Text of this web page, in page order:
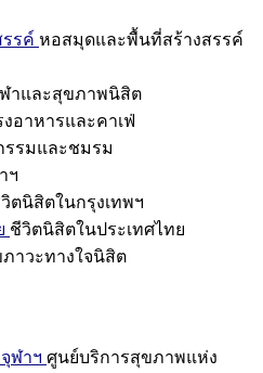
รค์ หอสมุดและพื้นที่สร้างสรรค์
าและสุขภาพนิสิต
งอาหารและคาเฟ่
รรมและชมรม
ฯ
ตนิสิตในกรุงเทพฯ
ชีวิตนิสิตในประเทศไทย
าวะทางใจนิสิต
ฬาฯ ศูนย์บริการสุขภาพแห่ง